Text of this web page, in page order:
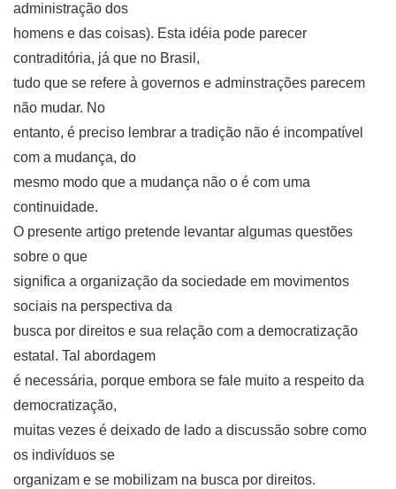
administração dos
homens e das coisas). Esta idéia pode parecer
contraditória, já que no Brasil,
tudo que se refere à governos e adminstrações parecem
não mudar. No
entanto, é preciso lembrar a tradição não é incompatível
com a mudança, do
mesmo modo que a mudança não o é com uma
continuidade.
O presente artigo pretende levantar algumas questões
sobre o que
significa a organização da sociedade em movimentos
sociais na perspectiva da
busca por direitos e sua relação com a democratização
estatal. Tal abordagem
é necessária, porque embora se fale muito a respeito da
democratização,
muitas vezes é deixado de lado a discussão sobre como
os indivíduos se
organizam e se mobilizam na busca por direitos.